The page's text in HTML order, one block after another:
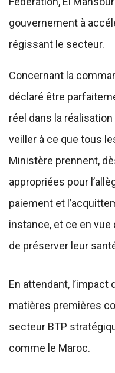
gouvernement à
régissant le secteur.
Concernant la
déclaré être
réel dans la
veiller à ce que tous
Ministère prennent,
appropriées pour
paiement et
instance, et ce en
de préserver leur
En attendant,
matières premières
secteur BTP
comme le Maroc.